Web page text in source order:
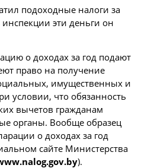
подоходные налоги за
эти деньги он
о доходах за год подают
право на получение
имущественных и
условии, что обязанность
вычетов гражданам
органы. Вообще образец
о доходах за год
сайте Министерства
).